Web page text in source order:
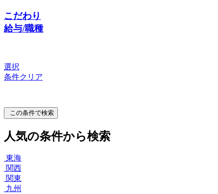
こだわり
給与/職種
選択
条件クリア
この条件で検索
人気の条件から検索
東海
関西
関東
九州